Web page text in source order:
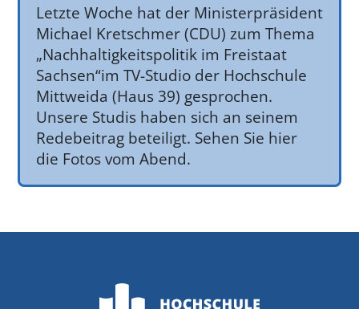
Letzte Woche hat der Ministerpräsident
Michael Kretschmer (CDU) zum Thema
„Nachhaltigkeitspolitik im Freistaat
Sachsen“im TV-Studio der Hochschule
Mittweida (Haus 39) gesprochen.
Unsere Studis haben sich an seinem
Redebeitrag beteiligt. Sehen Sie hier
die Fotos vom Abend.